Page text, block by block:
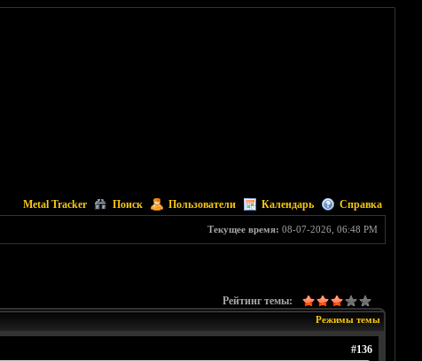
Metal Tracker Поиск Пользователи Календарь Справка
Текущее время: 08-07-2026, 06:48 PM
Рейтинг темы:
Режимы темы
#136